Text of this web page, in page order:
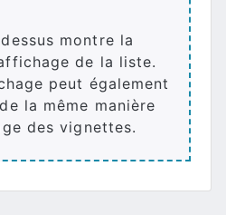
montre la
de la liste.
peut également
la même manière
des vignettes.